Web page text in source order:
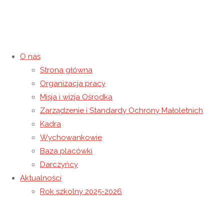
O nas
Strona główna
Organizacja pracy
Misja i wizja Ośrodka
Zarządzenie i Standardy Ochrony Małoletnich
Kadra
Wychowankowie
Baza placówki
Darczyńcy
Aktualności
Rok szkolny 2025-2026
Warsztaty dla Rodziców
11 lutego 202511 lutego 2025 Rok szkolny 2024-2025 /
Wiadomości
Strona główna Rok szkolny 2024-2025
Rodziców